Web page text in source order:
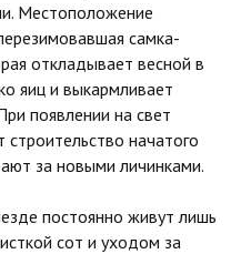
Местоположение
самка-
откладывает весной в
яиц и выкармливает
появлении на свет
начатого
за новыми личинками.
постоянно живут лишь
сот и уходом за